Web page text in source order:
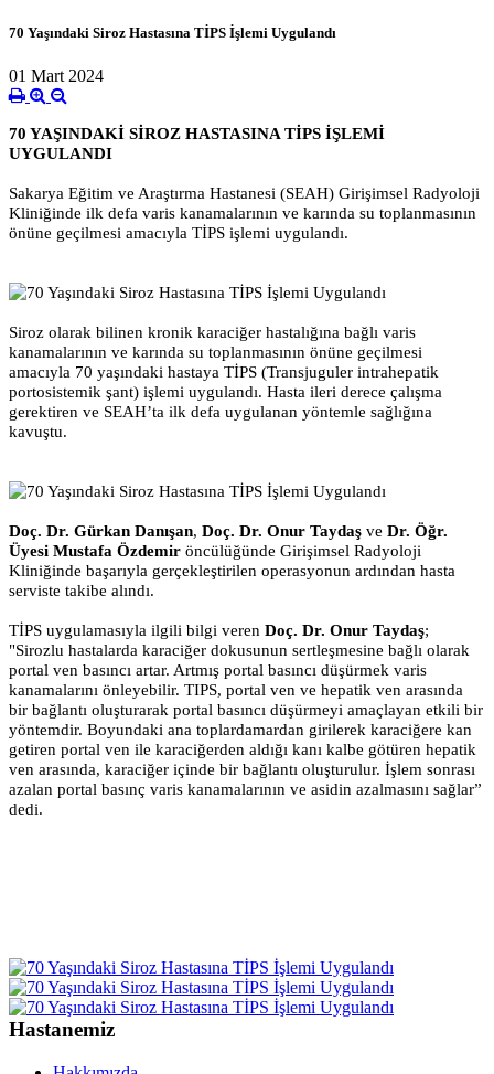
70 Yaşındaki Siroz Hastasına TİPS İşlemi Uygulandı
01 Mart 2024
70 YAŞINDAKİ SİROZ HASTASINA TİPS İŞLEMİ
UYGULANDI
Sakarya Eğitim ve Araştırma Hastanesi (SEAH) Girişimsel Radyoloji
Kliniğinde ilk defa varis kanamalarının ve karında su toplanmasının
önüne geçilmesi amacıyla TİPS işlemi uygulandı.
Siroz olarak bilinen kronik karaciğer hastalığına bağlı varis
kanamalarının ve karında su toplanmasının önüne geçilmesi
amacıyla 70 yaşındaki hastaya TİPS (Transjuguler intrahepatik
portosistemik şant) işlemi uygulandı. Hasta ileri derece çalışma
gerektiren ve SEAH’ta ilk defa uygulanan yöntemle sağlığına
kavuştu.
Doç. Dr. Gürkan Danışan, Doç. Dr. Onur Taydaş ve Dr. Öğr.
Üyesi Mustafa Özdemir öncülüğünde Girişimsel Radyoloji
Kliniğinde başarıyla gerçekleştirilen operasyonun ardından hasta
serviste takibe alındı.
TİPS uygulamasıyla ilgili bilgi veren Doç. Dr. Onur Taydaş;
"Sirozlu hastalarda karaciğer dokusunun sertleşmesine bağlı olarak
portal ven basıncı artar. Artmış portal basıncı düşürmek varis
kanamalarını önleyebilir. TIPS, portal ven ve hepatik ven arasında
bir bağlantı oluşturarak portal basıncı düşürmeyi amaçlayan etkili bir
yöntemdir. Boyundaki ana toplardamardan girilerek karaciğere kan
getiren portal ven ile karaciğerden aldığı kanı kalbe götüren hepatik
ven arasında, karaciğer içinde bir bağlantı oluşturulur. İşlem sonrası
azalan portal basınç varis kanamalarının ve asidin azalmasını sağlar”
dedi.
Hastanemiz